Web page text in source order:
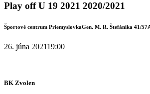
Play off U 19 2021 2020/2021
Športové centrum PriemyslovkaGen. M. R. Štefánika 41/
26. júna 202119:00
BK Zvolen